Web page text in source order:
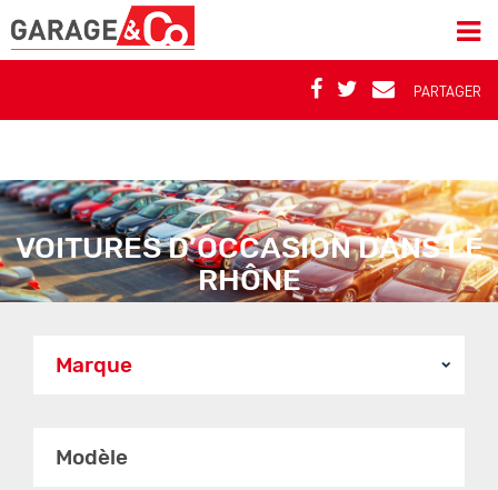
PARTAGER
VOITURES D’OCCASION DANS LE
RHÔNE